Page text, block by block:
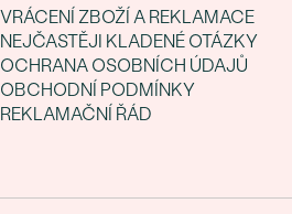
VRÁCENÍ ZBOŽÍ A REKLAMACE
NEJČASTĚJI KLADENÉ OTÁZKY
OCHRANA OSOBNÍCH ÚDAJŮ
OBCHODNÍ PODMÍNKY
REKLAMAČNÍ ŘÁD